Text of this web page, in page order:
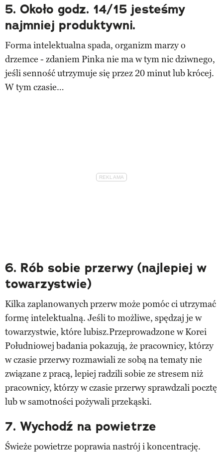
5. Około godz. 14/15 jesteśmy
najmniej produktywni.
Forma intelektualna spada, organizm marzy o
drzemce - zdaniem Pinka nie ma w tym nic dziwnego,
jeśli senność utrzymuje się przez 20 minut lub krócej.
W tym czasie…
6. Rób sobie przerwy (najlepiej w
towarzystwie)
Kilka zaplanowanych przerw może pomóc ci utrzymać
formę intelektualną. Jeśli to możliwe, spędzaj je w
towarzystwie, które lubisz.Przeprowadzone w Korei
Południowej badania pokazują, że pracownicy, którzy
w czasie przerwy rozmawiali ze sobą na tematy nie
związane z pracą, lepiej radzili sobie ze stresem niż
pracownicy, którzy w czasie przerwy sprawdzali pocztę
lub w samotności pożywali przekąski.
7. Wychodź na powietrze
Świeże powietrze poprawia nastrój i koncentrację.